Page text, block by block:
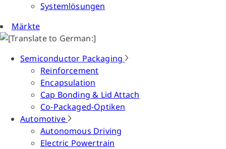
Systemlösungen
Märkte
Semiconductor Packaging
Reinforcement
Encapsulation
Cap Bonding & Lid Attach
Co-Packaged-Optiken
Automotive
Autonomous Driving
Electric Powertrain